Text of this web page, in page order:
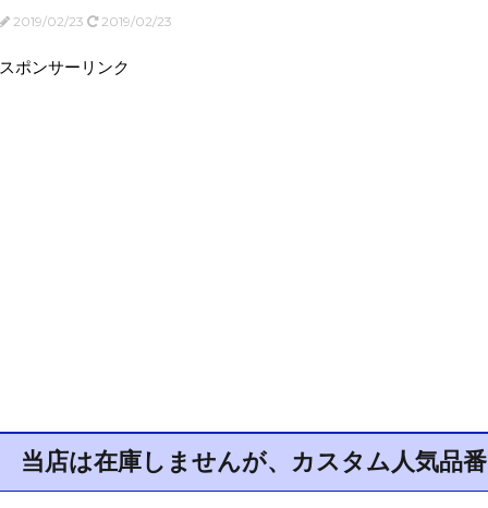
2019/02/23 2019/02/23
スポンサーリンク
当店は在庫しませんが、カスタム人気品番